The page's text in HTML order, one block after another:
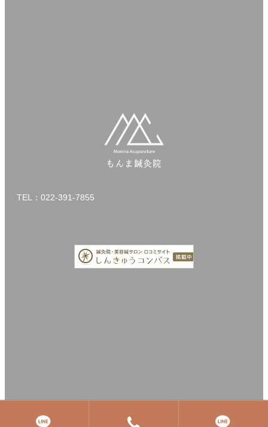
TEL：022-391-7855